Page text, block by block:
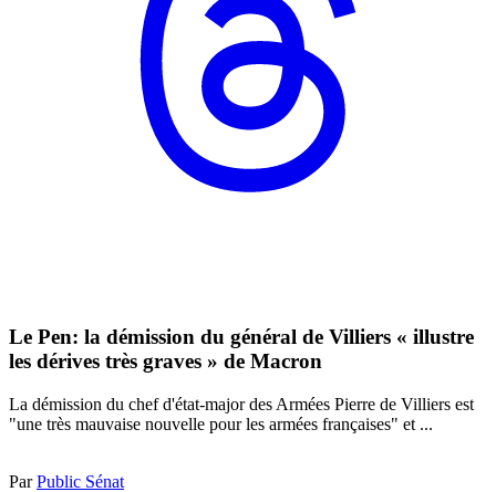
Le Pen: la démission du général de Villiers « illustre
les dérives très graves » de Macron
La démission du chef d'état-major des Armées Pierre de Villiers est
"une très mauvaise nouvelle pour les armées françaises" et ...
ParPublic Sénat